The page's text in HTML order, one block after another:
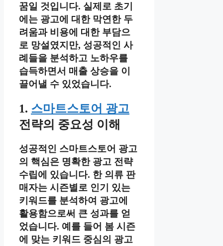
꿈일 것입니다. 실제로 초기
에는 광고에 대한 막연한 두
려움과 비용에 대한 부담으
로 망설였지만, 성공적인 사
례들을 분석하고 노하우를
습득하면서 매출 상승을 이
끌어낼 수 있었습니다.
1. 스마트스토어 광고
전략의 중요성 이해
성공적인 스마트스토어 광고
의 핵심은 명확한 광고 전략
수립에 있습니다. 한 의류 판
매자는 시즌별로 인기 있는
키워드를 분석하여 광고에
활용함으로써 큰 성과를 얻
었습니다. 예를 들어 봄 시즌
에 맞는 키워드 중심의 광고